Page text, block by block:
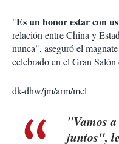
"Es un honor estar con
relación entre China y
nunca", aseguró el
celebrado en el Gran
dk-dhw/jm/arm/mel
"Vamos
juntos",